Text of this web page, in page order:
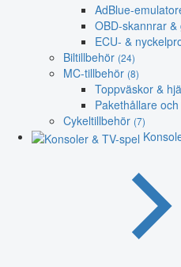
AdBlue-
OBD-skannrar
ECU- &
Biltillbehör (24)
MC-tillbehör (8)
Toppväskor &
Pakethållare
Cykeltillbehör (7)